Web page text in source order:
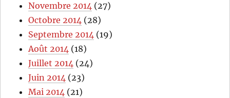
Novembre 2014 (27)
Octobre 2014 (28)
Septembre 2014 (19)
Août 2014 (18)
Juillet 2014 (24)
Juin 2014 (23)
Mai 2014 (21)